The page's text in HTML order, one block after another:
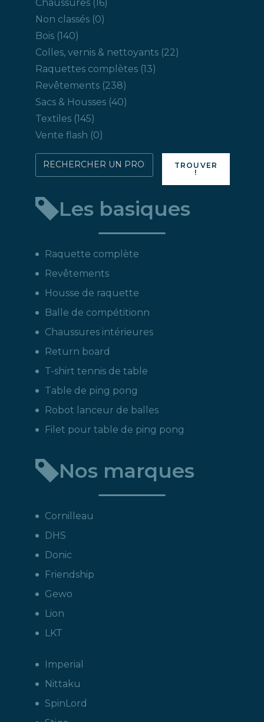
Chaussures 16
produits
Non classés 00
Bois 140140
produits
Colles, vernis & nettoyants 2222
Raquettes complètes 1313
Revêtements 238238
produits
Sacs & Housses 4040
Textiles 145145
produits
Vente flash 00
Rechercher
directement
produit
:
TROUVER
!
Les basiques
Raquette complète
Revêtements
Housse de raquette
Balle de compétitionn
Chaussures intérieures
Return board
T-shirt tennis de table
Table de ping pong
Robot lanceur de balles
Filet pour table de ping pong
Nos marques
Cornilleau
DHS
Donic
Friendship
Gewo
Lion
LKT
Imperial
Nittaku
SpinLord